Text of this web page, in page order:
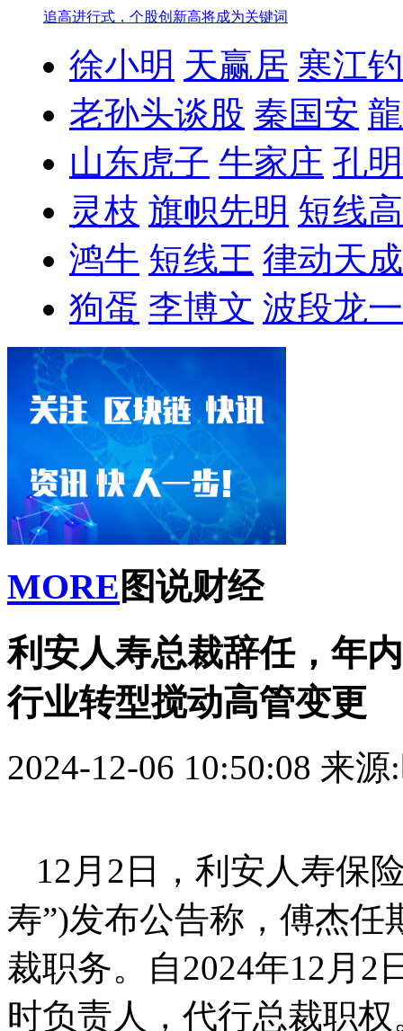
追高进行式，个股创新高将成为关键词
徐小明 天赢居 寒江
老孙头谈股 秦国安
山东虎子 牛家庄 孔
灵枝 旗帜先明 短线
鸿牛 短线王 律动天成
狗蛋 李博文 波段龙一
MORE 图说财经
利安人寿总裁辞任，年
行业转型搅动高管变更
2024-12-06 10:50:08 来源
12月2日，利安人寿保
寿”)发布公告称，傅杰
裁职务。自2024年12月2
时负责人，代行总裁职权